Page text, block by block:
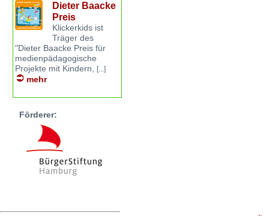
Dieter Baacke
Preis
Klickerkids ist
Träger des
"Dieter Baacke Preis für
medienpädagogische
Projekte mit Kindern, [...]
mehr
Förderer: